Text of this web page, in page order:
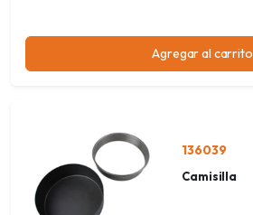
Agregar al carrito
136039
Camisilla